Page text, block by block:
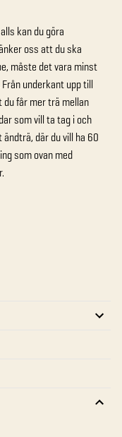
kan du göra
oss att du ska
måste det vara minst
underkant upp till
du får mer trä mellan
som vill ta tag i och
där du vill ha 60
som ovan med